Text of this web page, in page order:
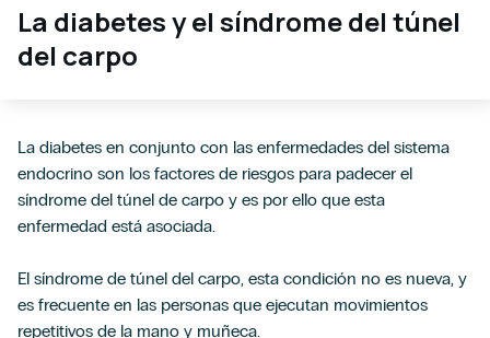
Urgencias
La diabetes y el síndrome del túnel
del carpo
La diabetes en conjunto con las enfermedades del sistema
endocrino son los factores de riesgos para padecer el
síndrome del túnel de carpo y es por ello que esta
enfermedad está asociada.
El síndrome de túnel del carpo, esta condición no es nueva, y
es frecuente en las personas que ejecutan movimientos
repetitivos de la mano y muñeca.